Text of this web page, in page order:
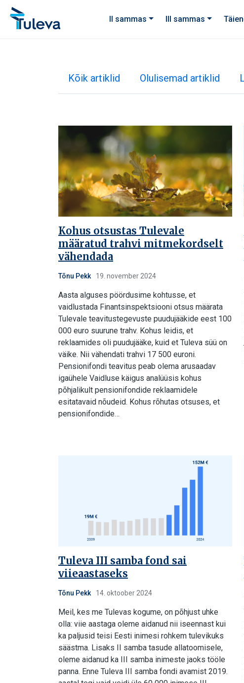
Liigu edasi sisu juurde
II sammas
III sammas
Kõik artiklid Olulisemad artiklid
Kohus otsustas Tulevale
määratud trahvi mitmekordselt
vähendada
Tõnu Pekk 19. november 2024
Aasta alguses pöördusime kohtusse, et
vaidlustada Finantsinspektsiooni otsus määrata
Tulevale teavitustegevuste puudujääkide eest 100
000 euro suurune trahv. Kohus leidis, et
reklaamides oli puudujääke, kuid et Tuleva süü on
väike. Nii vähendati trahvi 17 500 euroni.
Pensionifondi teavitus peab olema arusaadav
igaühele Vaidluse käigus analüüsis kohus
põhjalikult pensionifondide reklaamidele
esitatavaid nõudeid. Kohus rõhutas otsuses, et
pensionifondide…
Tuleva III samba fond sai
viieaastaseks
Tõnu Pekk 14. oktoober 2024
Meil, kes me Tulevas kogume, on põhjust uhke
olla: viie aastaga oleme aidanud nii iseennast kui
ka paljusid teisi Eesti inimesi rohkem tulevikuks
säästma. Lisaks II samba tasude allatoomisele,
oleme aidanud ka III samba inimeste jaoks tööle
panna. Enne Tuleva III samba fondi avamist 2019.